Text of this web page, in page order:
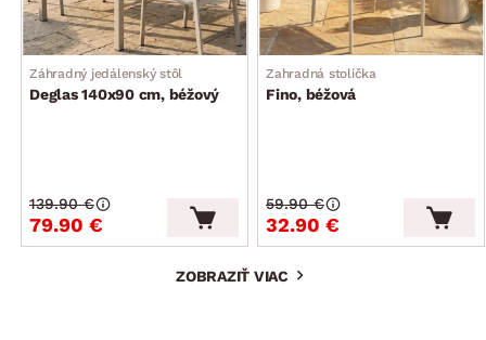
Záhradný jedálenský stôl
Deglas 140x90 cm, béžový
79.90 €
139.90 €
Zahradná stolička
Fino, béžová
32.90 €
59.90 €
ZOBRAZIŤ VIAC